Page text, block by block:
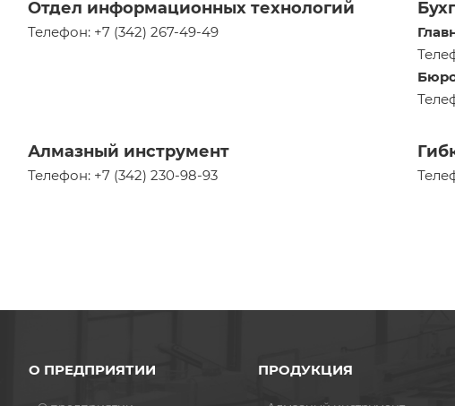
Отдел информационных технологий
Телефон: +7 (342) 267-49-49
Алмазный инструмент
Телефон: +7 (342) 230-98-93
О ПРЕДПРИЯТИИ ПРОДУКЦИЯ